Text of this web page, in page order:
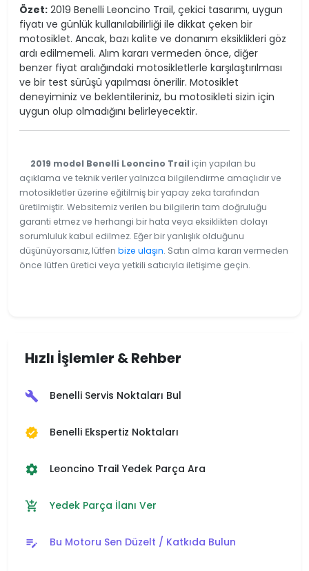
Özet: 2019 Benelli Leoncino Trail, çekici tasarımı, uygun
fiyatı ve günlük kullanılabilirliği ile dikkat çeken bir
motosiklet. Ancak, bazı kalite ve donanım eksiklikleri göz
ardı edilmemeli. Alım kararı vermeden önce, diğer
benzer fiyat aralığındaki motosikletlerle karşılaştırılması
ve bir test sürüşü yapılması önerilir. Motosiklet
deneyiminiz ve beklentileriniz, bu motosikleti sizin için
uygun olup olmadığını belirleyecektir.
2019 model Benelli Leoncino Trail için yapılan bu
açıklama ve teknik veriler yalnızca bilgilendirme amaçlıdır ve
motosikletler üzerine eğitilmiş bir yapay zeka tarafından
üretilmiştir. Websitemiz verilen bu bilgilerin tam doğruluğu
garanti etmez ve herhangi bir hata veya eksiklikten dolayı
sorumluluk kabul edilmez. Eğer bir yanlışlık olduğunu
düşünüyorsanız, lütfen bize ulaşın. Satın alma kararı vermeden
önce lütfen üretici veya yetkili satıcıyla iletişime geçin.
Hızlı İşlemler & Rehber
build Benelli Servis Noktaları Bul
verified Benelli Ekspertiz Noktaları
settings Leoncino Trail Yedek Parça Ara
add_shopping_cart Yedek Parça İlanı Ver
edit_note Bu Motoru Sen Düzelt / Katkıda Bulun